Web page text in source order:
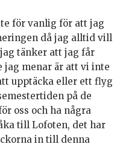
för vanlig för att jag
då jag alltid vill
tänker att jag får
jag menar är att vi inte
upptäcka eller ett flyg
på de
oss och ha några
till Lofoten, det har
in till denna